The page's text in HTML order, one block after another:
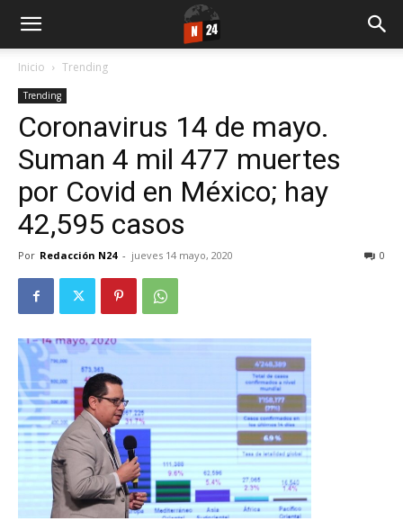
Inicio Trending
Trending
Coronavirus 14 de mayo.
Suman 4 mil 477 muertes
por Covid en México; hay
42,595 casos
Por Redacción N24 - jueves 14 mayo, 2020 0